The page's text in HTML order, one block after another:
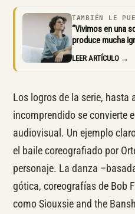
TAMBIÉN LE
“Vivimos en una
produce mucha
LEER ARTÍCULO →
Los logros de la serie, hasta
incomprendido se convierte
audiovisual. Un ejemplo
el baile coreografiado por
personaje. La danza
gótica, coreografías de Bob
como Siouxsie and the